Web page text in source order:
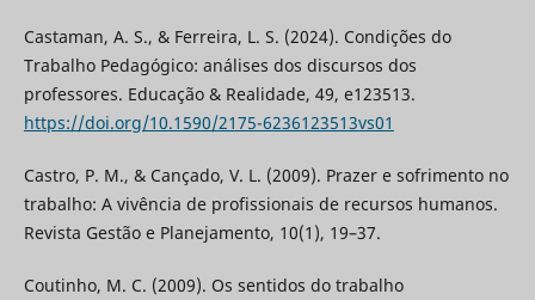
Castaman, A. S., & Ferreira, L. S. (2024). Condições do
Trabalho Pedagógico: análises dos discursos dos
professores. Educação & Realidade, 49, e123513.
https://doi.org/10.1590/2175-6236123513vs01
Castro, P. M., & Cançado, V. L. (2009). Prazer e sofrimento no
trabalho: A vivência de profissionais de recursos humanos.
Revista Gestão e Planejamento, 10(1), 19–37.
Coutinho, M. C. (2009). Os sentidos do trabalho